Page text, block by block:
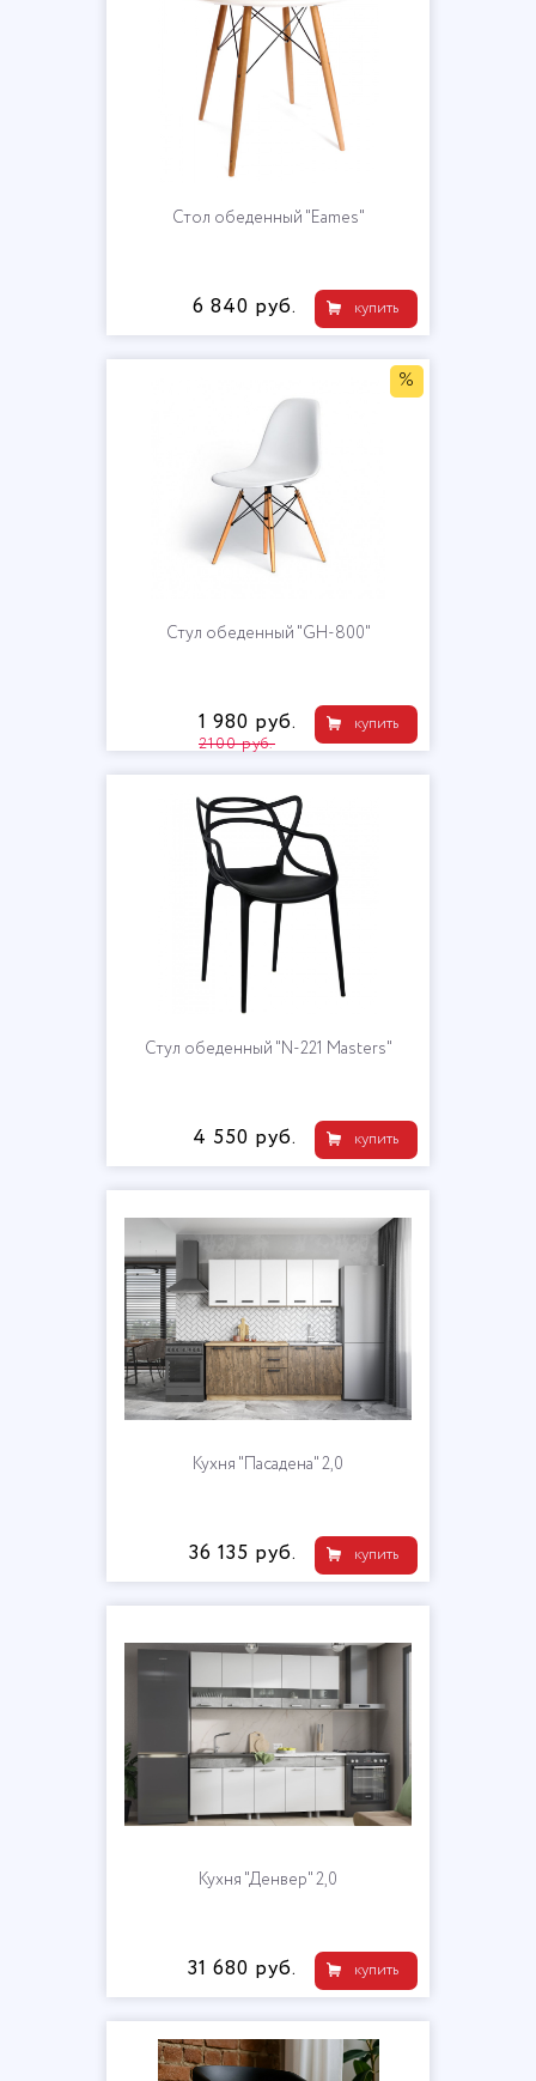
Стол обеденный "Eames"
купить
6 840 руб.
%
Стул обеденный "GH-800"
купить
1 980 руб.
2100 руб.
Стул обеденный "N-221 Masters"
купить
4 550 руб.
Кухня "Пасадена" 2,0
купить
36 135 руб.
Кухня "Денвер" 2,0
купить
31 680 руб.